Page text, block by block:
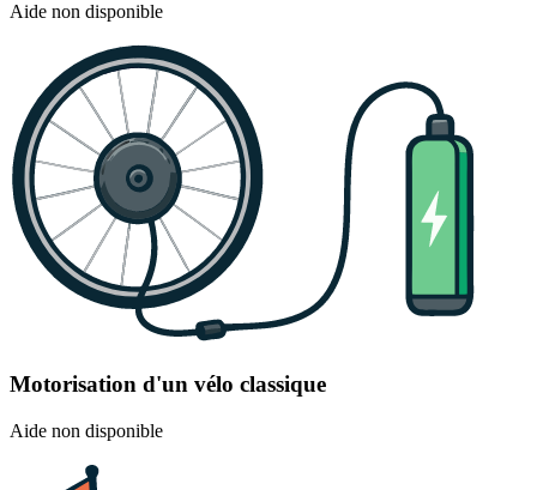
Aide non disponible
Motorisation d'un vélo classique
Aide non disponible